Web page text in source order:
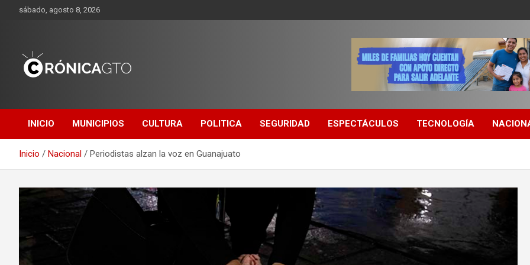
sábado, agosto 8, 2026
GUANAJUATO
INICIO MUNICIPIOS CULTURA POLITICA SEGURIDAD ESPECTÁCULOS TECNOLOGÍA
Inicio Nacional Periodistas alzan la voz en Guanajuato